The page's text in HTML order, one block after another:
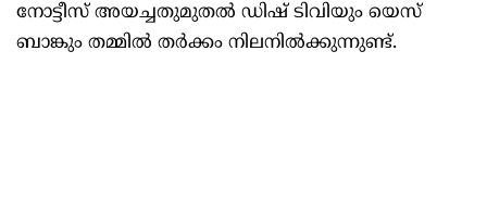
നോട്ടീസ് അയച്ചതുമുതൽ ഡിഷ് ടിവിയും യെസ്
ബാങ്കും തമ്മിൽ തർക്കം നിലനിൽക്കുന്നുണ്ട്.